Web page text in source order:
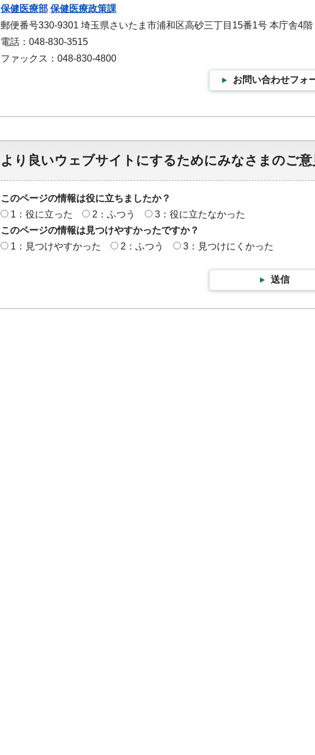
保健医療部 保健医療政策課
郵便番号330-9301 埼玉県さいたま市浦和区高砂三丁目15番1号 本庁舎4階
電話：048-830-3515
ファックス：048-830-4800
お問い合わせフォ
より良いウェブサイトにするためにみなさまのご
このページの情報は役に立ちましたか？
1：役に立った
2：ふつう
3：役に立たなかった
このページの情報は見つけやすかったですか？
1：見つけやすかった
2：ふつう 3：見つけにくかった
送信